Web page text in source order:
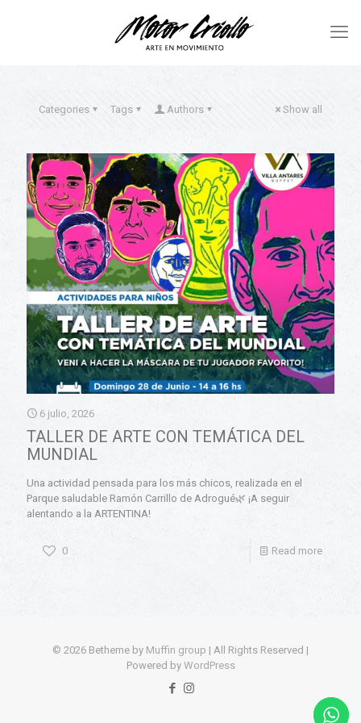
Categories Tags Authors Show all
6 julio, 2026
TALLER DE ARTE CON TEMÁTICA DEL
MUNDIAL
Una actividad pensada para los más chicos, realizada en el
Parque saludable Ramón Carrillo de Adrogué🌿 ¡A seguir
alentando a la ARTENTINA!
0 Read more
© 2026 Betheme by Muffin group | All Rights Reserved |
Powered by WordPress